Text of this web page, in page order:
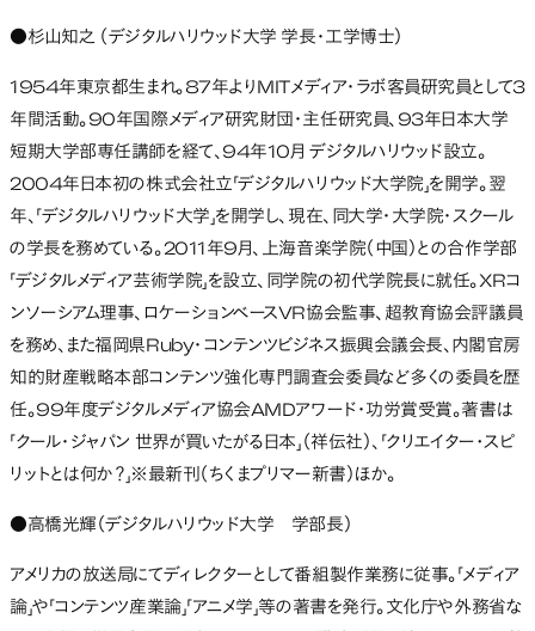
●杉山知之 （デジタルハリウッド大学 学長・工学博士）
1954年東京都生まれ。87年よりMITメディア・ラボ客員研究員として3
年間活動。90年国際メディア研究財団・主任研究員、93年日本大学
短期大学部専任講師を経て、94年10月 デジタルハリウッド設立。
2004年日本初の株式会社立「デジタルハリウッド大学院」を開学。翌
年、「デジタルハリウッド大学」を開学し、現在、同大学・大学院・スクール
の学長を務めている。2011年9月、上海音楽学院（中国）との合作学部
「デジタルメディア芸術学院」を設立、同学院の初代学院長に就任。XRコ
ンソーシアム理事、ロケーションベースVR協会監事、超教育協会評議員
を務め、また福岡県Ruby・コンテンツビジネス振興会議会長、内閣官房
知的財産戦略本部コンテンツ強化専門調査会委員など多くの委員を歴
任。99年度デジタルメディア協会AMDアワード・功労賞受賞。著書は
「クール・ジャパン 世界が買いたがる日本」（祥伝社）、「クリエイター･スピ
リットとは何か？」※最新刊（ちくまプリマー新書）ほか。
●高橋光輝（デジタルハリウッド大学 学部長）
アメリカの放送局にてディレクターとして番組製作業務に従事。「メディア
論」や「コンテンツ産業論」「アニメ学」等の著書を発行。文化庁や外務省な